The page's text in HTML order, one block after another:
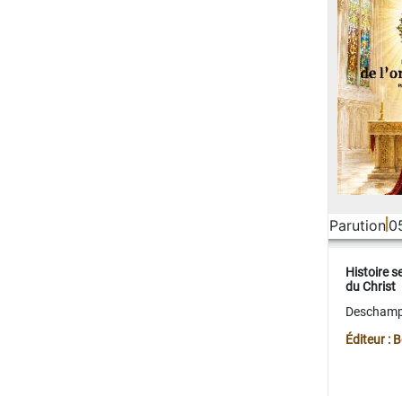
Parution
Histoire
du Christ
Éditeur :